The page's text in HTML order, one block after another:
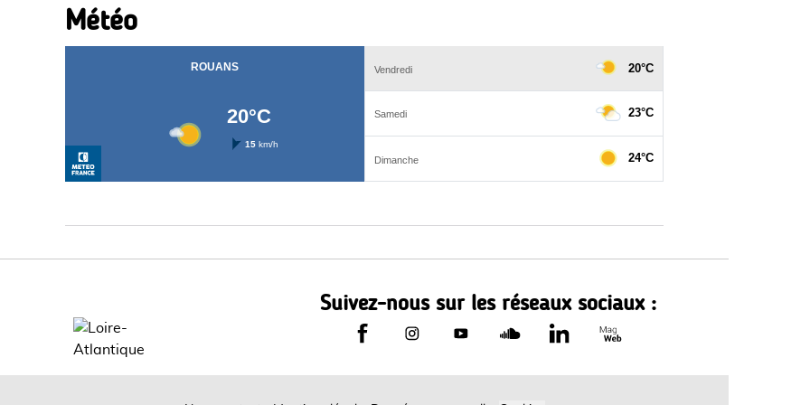
Météo
Suivez-nous sur les réseaux sociaux :